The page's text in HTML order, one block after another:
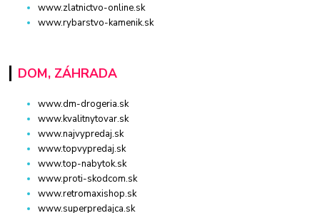
www.zlatnictvo-online.sk
www.rybarstvo-kamenik.sk
DOM, ZÁHRADA
www.dm-drogeria.sk
www.kvalitnytovar.sk
www.najvypredaj.sk
www.topvypredaj.sk
www.top-nabytok.sk
www.proti-skodcom.sk
www.retromaxishop.sk
www.superpredajca.sk